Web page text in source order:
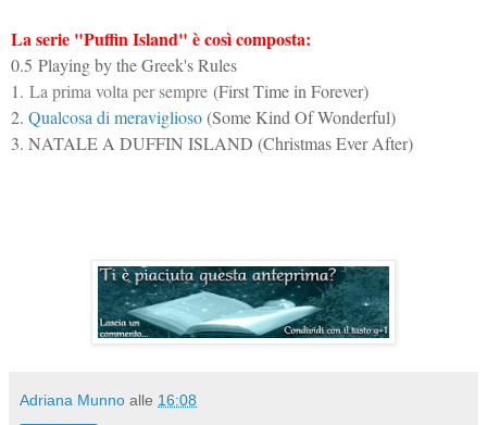
La serie "Puffin Island" è così composta:
0.5 Playing by the Greek's Rules
1. La prima volta per sempre (First Time in Forever)
2. Qualcosa di meraviglioso(Some Kind Of Wonderful)
3. NATALE A DUFFIN ISLAND (Christmas Ever After)
Adriana Munno alle 16:08